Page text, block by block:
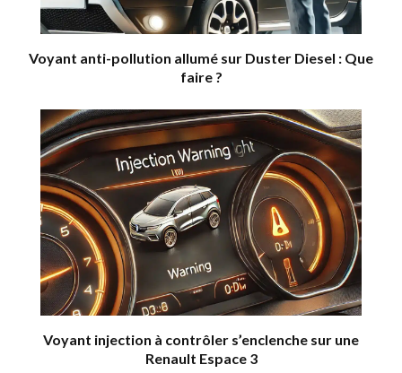
Voyant anti-pollution allumé sur Duster Diesel : Que
faire ?
Voyant injection à contrôler s’enclenche sur une
Renault Espace 3